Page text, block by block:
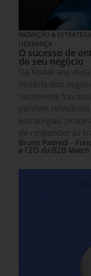
INOVAÇÃO &
LIDERANÇA
O sucesso de
do seu negócio
Da Kodak aos
história dos
raramente
perdem
estratégias,
de responder às
Bruno Padredi -
e CEO da B2B Match